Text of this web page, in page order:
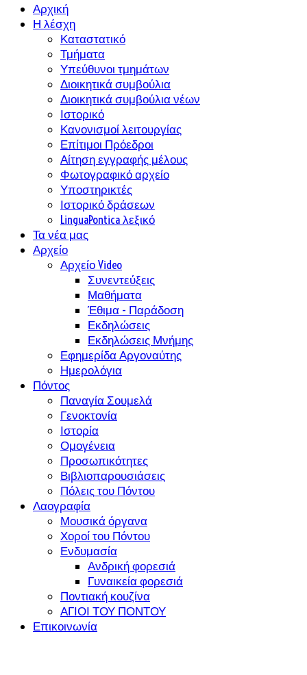
Αρχική
Η λέσχη
Καταστατικό
Τμήματα
Υπεύθυνοι τμημάτων
Διοικητικά συμβούλια
Διοικητικά συμβούλια νέων
Ιστορικό
Κανονισμοί λειτουργίας
Επίτιμοι Πρόεδροι
Αίτηση εγγραφής μέλους
Φωτογραφικό αρχείο
Υποστηρικτές
Ιστορικό δράσεων
LinguaPontica λεξικό
Τα νέα μας
Αρχείο
Αρχείο Video
Συνεντεύξεις
Μαθήματα
Έθιμα - Παράδοση
Εκδηλώσεις
Εκδηλώσεις Μνήμης
Εφημερίδα Αργοναύτης
Ημερολόγια
Πόντος
Παναγία Σουμελά
Γενοκτονία
Ιστορία
Ομογένεια
Προσωπικότητες
Βιβλιοπαρουσιάσεις
Πόλεις του Πόντου
Λαογραφία
Μουσικά όργανα
Χοροί του Πόντου
Ενδυμασία
Ανδρική φορεσιά
Γυναικεία φορεσιά
Ποντιακή κουζίνα
ΑΓΙΟΙ ΤΟΥ ΠΟΝΤΟΥ
Επικοινωνία